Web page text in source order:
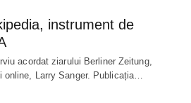
instrument de
acordat ziarului Berliner Zeitung,
online, Larry Sanger. Publicația…